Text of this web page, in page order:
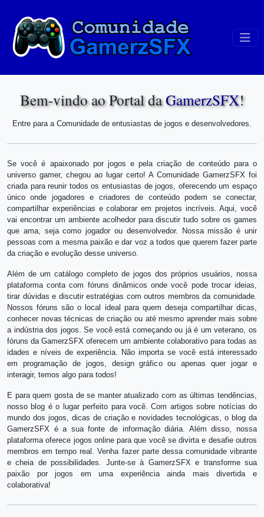
Bem-vindo ao Portal daGamerzSFX!
Entre para a Comunidade de entusiastas de jogos e desenvolvedores.
Se você é apaixonado por jogos e pela criação de conteúdo para o
universo gamer, chegou ao lugar certo! A Comunidade GamerzSFX foi
criada para reunir todos os entusiastas de jogos, oferecendo um espaço
único onde jogadores e criadores de conteúdo podem se conectar,
compartilhar experiências e colaborar em projetos incríveis. Aqui, você
vai encontrar um ambiente acolhedor para discutir tudo sobre os games
que ama, seja como jogador ou desenvolvedor. Nossa missão é unir
pessoas com a mesma paixão e dar voz a todos que querem fazer parte
da criação e evolução desse universo.
Além de um catálogo completo de jogos dos próprios usuários, nossa
plataforma conta com fóruns dinâmicos onde você pode trocar ideias,
tirar dúvidas e discutir estratégias com outros membros da comunidade.
Nossos fóruns são o local ideal para quem deseja compartilhar dicas,
conhecer novas técnicas de criação ou até mesmo aprender mais sobre
a indústria dos jogos. Se você está começando ou já é um veterano, os
fóruns da GamerzSFX oferecem um ambiente colaborativo para todas as
idades e níveis de experiência. Não importa se você está interessado
em programação de jogos, design gráfico ou apenas quer jogar e
interagir, temos algo para todos!
E para quem gosta de se manter atualizado com as últimas tendências,
nosso blog é o lugar perfeito para você. Com artigos sobre notícias do
mundo dos jogos, dicas de criação e novidades tecnológicas, o blog da
GamerzSFX é a sua fonte de informação diária. Além disso, nossa
plataforma oferece jogos online para que você se divirta e desafie outros
membros em tempo real. Venha fazer parte dessa comunidade vibrante
e cheia de possibilidades. Junte-se à GamerzSFX e transforme sua
paixão por jogos em uma experiência ainda mais divertida e
colaborativa!